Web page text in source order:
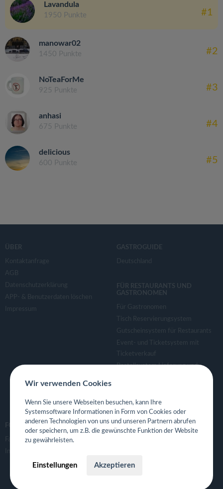
Lavandula
1950 Punkte #1
manowar02
1450 Punkte #2
NoTeaForMe
925 Punkte #3
anhasi
675 Punkte #4
delicious
600 Punkte #5
ÜBER
Kontaktanfrage
AGB
Datenschutzerklärung
APP- & Benutzerdaten löschen
Impressum
GASTROGUIDE
Deutschland
FÜR RESTAURANTS UND
GASTRONOMEN
Für Gastronomen
Tisch Reservierungsystem
Gutscheinsystem für Restaurants
Event- und Ticketsystem mit
Ticketverkauf
Bestellsystem Lieferung und
Eigene App für Restaurant
FOLGE UNS
Facebook
Instagram
Wir verwenden Cookies
Wenn Sie unsere Webseiten besuchen, kann Ihre
Systemsoftware Informationen in Form von Cookies oder
anderen Technologien von uns und unseren Partnern abrufen
oder speichern, um z.B. die gewünschte Funktion der Website
zu gewährleisten.
Einstellungen Akzeptieren